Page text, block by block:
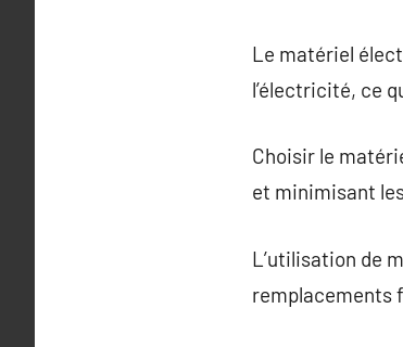
Le matériel
l’électricité, ce
Choisir le
et minimisant
L’utilisation de
remplacements